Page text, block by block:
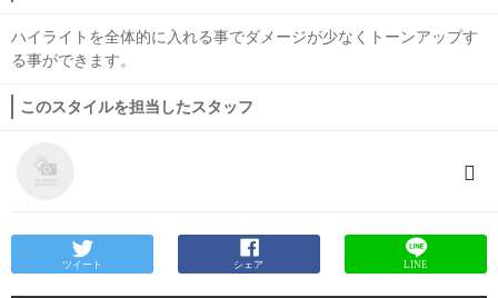
ハイライトを全体的に入れる事でダメージが少なくトーンアップす
る事ができます。
このスタイルを担当したスタッフ
ツイート シェア LINE